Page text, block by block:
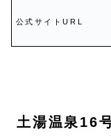
公式サイトURL
土湯温泉16